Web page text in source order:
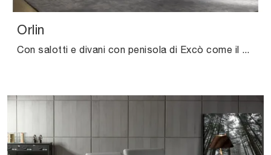
Orlin
Con salotti e divani con penisola di Excò come il modello Orlin in tessuto, potrai ultimare il tuo concept d'arredo.